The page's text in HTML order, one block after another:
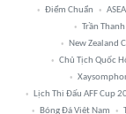
Điểm Chuẩn
Trần
New Zealand
Chủ Tịch Quốc
Lịch Thi Đấu AFF Cup
Bóng Đá Việt Nam